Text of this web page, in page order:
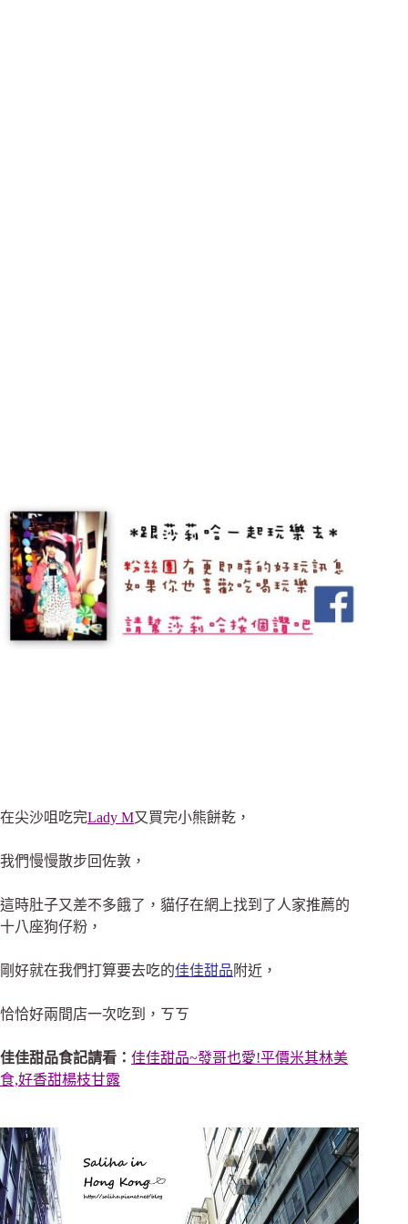
在尖沙咀吃完Lady M又買完小熊餅乾，
我們慢慢散步回佐敦，
這時肚子又差不多餓了，貓仔在網上找到了人家推薦的
十八座狗仔粉，
剛好就在我們打算要去吃的佳佳甜品 附近，
恰恰好兩間店一次吃到，ㄎㄎ
佳佳甜品食記請看： 佳佳甜品~發哥也愛!平價米其林美
食,好香甜楊枝甘露